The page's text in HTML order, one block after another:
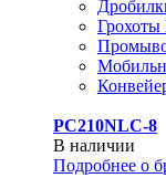
PC210NLC-8
В наличии
Подробнее о